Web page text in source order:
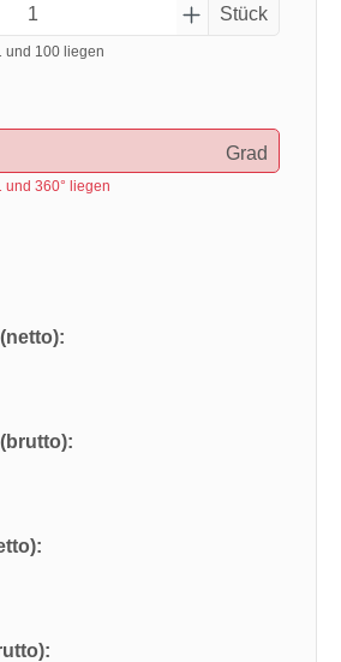
Stück
und 100 liegen
Grad
und 360° liegen